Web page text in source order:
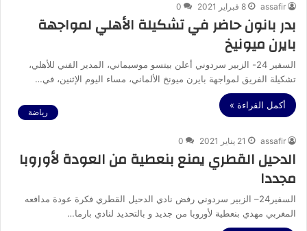
assafir 8 فبراير 2021 0
بدر بانون حاضر في تشكيلة الأهلي لمواجهة
بايرن ميونيخ
السفير 24- الزبير سردوني أعلن بيتسو موسيماني، المدير الفني للأهلي،
تشكيلة الفريق لمواجهة بايرن ميونخ الألماني، مساء اليوم الإثنين، في…
أكمل القراءة »
رياضة
assafir 21 يناير 2021 0
الدحيل القطري يمنع بنعطية من العودة لأوروبا
مجددا
السفير24– الزبير سردوني رفض نادي الدحيل القطري فكرة عودة مدافعه
المغربي مهدي بنعطية لأوروبا من جديد و بالتحديد لنادي بارما…